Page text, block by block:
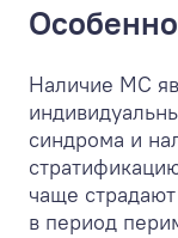
Наличие МС
синдрома и
чаще
в период